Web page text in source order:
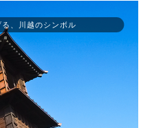
、川越のシンボル